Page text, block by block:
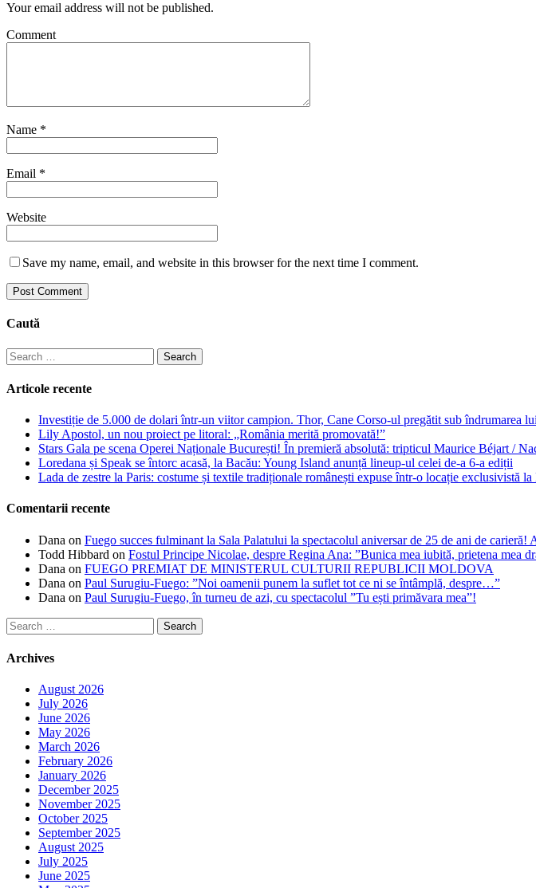
Your email address will not be published.
Comment
Name *
Email *
Website
Save my name, email, and website in this browser for the next time I comment.
Caută
Search
for:
Articole recente
Investiție de 5.000 de dolari într-un viitor campion. Thor, Cane Corso-ul pregătit sub îndrumarea
Lily Apostol, un nou proiect pe litoral: „România merită promovată!”
Stars Gala pe scena Operei Naționale București! În premieră absolută: tripticul Maurice Béjart /
Loredana și Speak se întorc acasă, la Bacău: Young Island anunță lineup-ul celei de-a 6-a ediții
Lada de zestre la Paris: costume și textile tradiționale românești expuse într-o locație exclusivistă
Comentarii recente
Dana on Fuego succes fulminant la Sala Palatului la spectacolul aniversar de 25 de ani de carieră!
Todd Hibbard on Fostul Principe Nicolae, despre Regina Ana: ”Bunica mea iubită, prietena mea
Dana on FUEGO PREMIAT DE MINISTERUL CULTURII REPUBLICII MOLDOVA
Dana on Paul Surugiu-Fuego: ”Noi oamenii punem la suflet tot ce ni se întâmplă, despre…”
Dana on Paul Surugiu-Fuego, în turneu de azi, cu spectacolul ”Tu ești primăvara mea”!
Search
for:
Archives
August 2026
July 2026
June 2026
May 2026
March 2026
February 2026
January 2026
December 2025
November 2025
October 2025
September 2025
August 2025
July 2025
June 2025